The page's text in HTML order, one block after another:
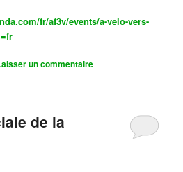
fr/af3v/events/a-velo-vers-
un commentaire
de la